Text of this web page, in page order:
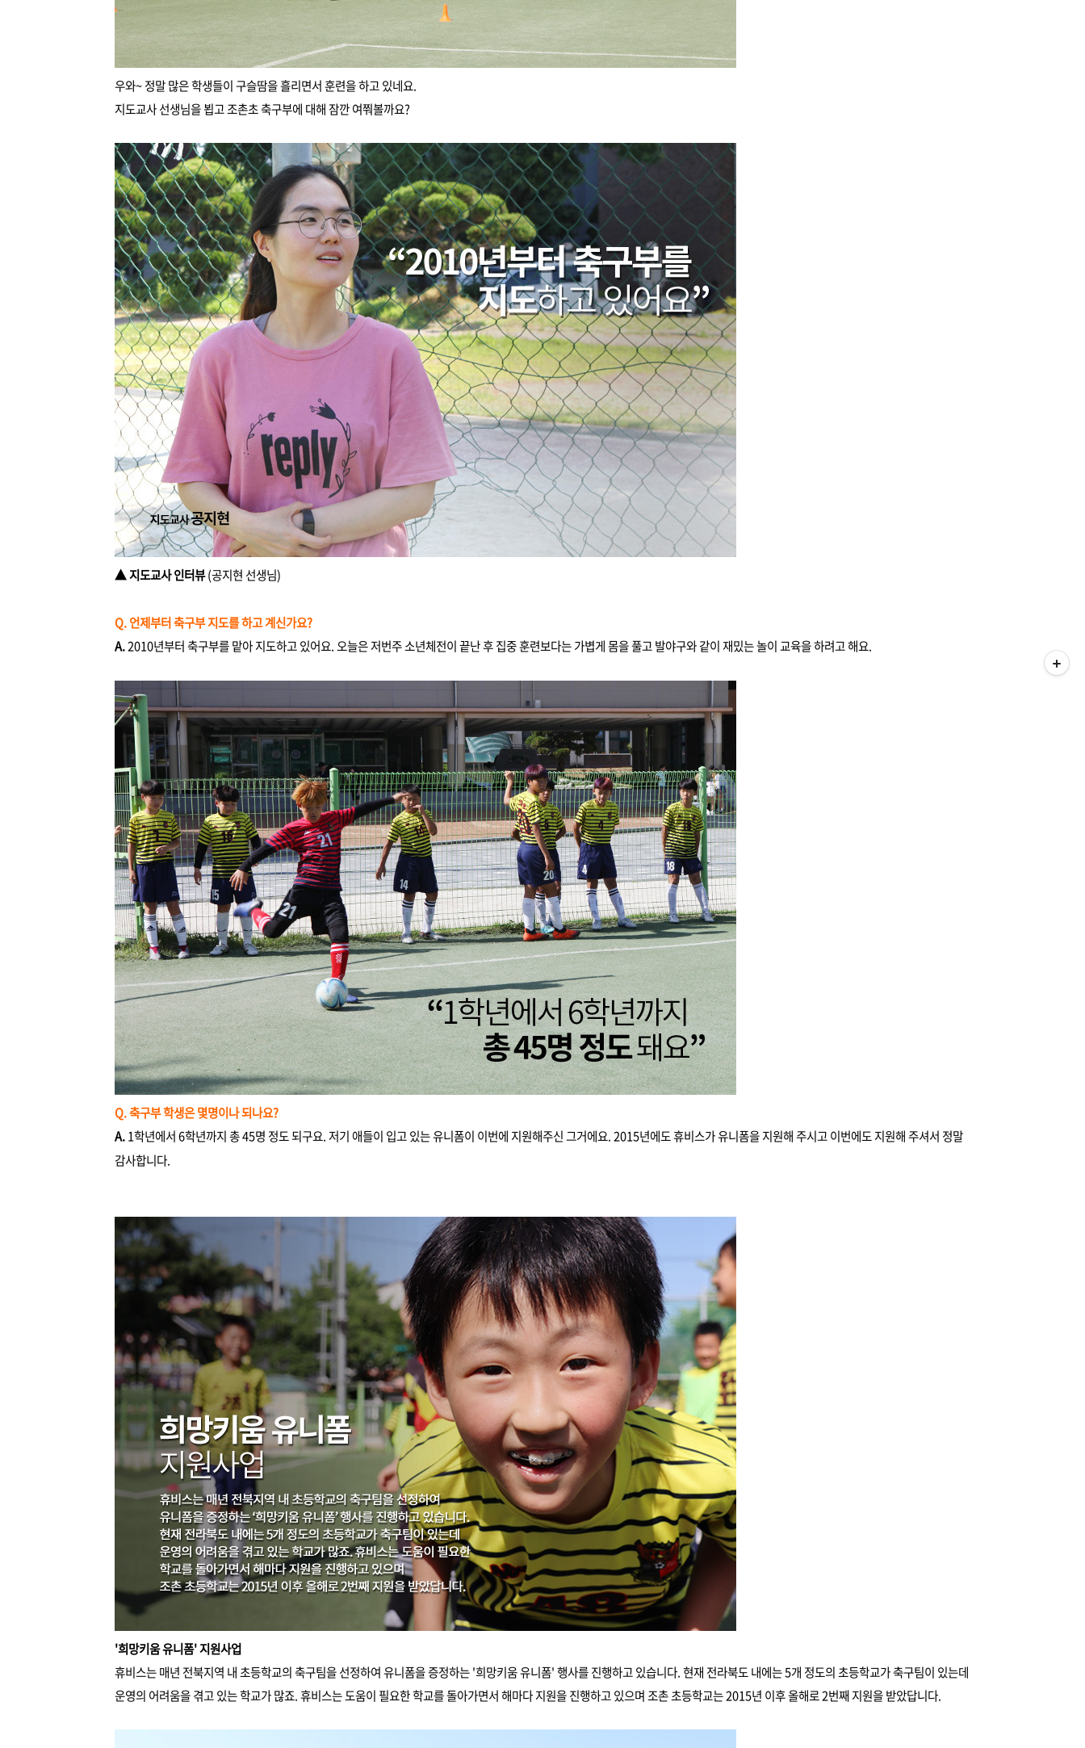
우와~ 정말 많은 학생들이 구슬땀을 흘리면서 훈련을 하고 있네요.
지도교사 선생님을 뵙고 조촌초 축구부에 대해 잠깐 여쭤볼까요?
▲ 지도교사인터뷰(공지현 선생님)
Q. 언제부터 축구부 지도를 하고 계신가요?
A.2010년부터 축구부를 맡아 지도하고 있어요. 오늘은 저번주 소년체전이 끝난 후 집중 훈련보다는 가볍게 몸을 풀고 발야구와 같이 재밌는 놀이 교육을 하려고 해요.
Q. 축구부 학생은 몇명이나 되나요?
A.1학년에서 6학년까지 총 45명 정도 되구요. 저기 애들이 입고 있는 유니폼이 이번에 지원해주신 그거에요. 2015년에도 휴비스가 유니폼을 지원해 주시고 이번에도 지원해 주셔서 정말
감사합니다.
'희망키움 유니폼' 지원사업
휴비스는 매년 전북지역 내 초등학교의 축구팀을 선정하여 유니폼을 증정하는 '희망키움 유니폼' 행사를 진행하고 있습니다. 현재 전라북도 내에는 5개 정도의 초등학교가 축구팀이 있는데
운영의 어려움을 겪고 있는 학교가 많죠. 휴비스는 도움이 필요한 학교를 돌아가면서 해마다 지원을 진행하고 있으며 조촌 초등학교는 2015년 이후 올해로 2번째 지원을 받았답니다.